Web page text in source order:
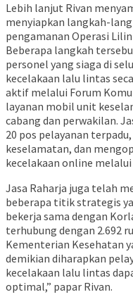
Lebih lanjut Rivan
menyiapkan langkah-
pengamanan Operasi
Beberapa langkah
personel yang siaga di
kecelakaan lalu lintas
aktif melalui Forum
layanan mobil unit
cabang dan perwakilan.
20 pos pelayanan
keselamatan, dan
kecelakaan online melalui
Jasa Raharja juga telah
beberapa titik strategis
bekerja sama dengan
terhubung dengan 2.692
Kementerian Kesehatan
demikian diharapkan
kecelakaan lalu lintas
optimal,” papar Rivan.